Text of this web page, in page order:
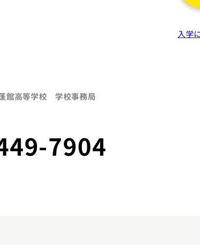
入学
館高等学校 学校事務局
7904